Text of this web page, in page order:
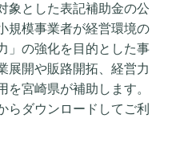
象とした表記補助金の公
規模事業者が経営環境の
」の強化を目的とした事
展開や販路開拓、経営力
宮崎県が補助します。
らダウンロードしてご利